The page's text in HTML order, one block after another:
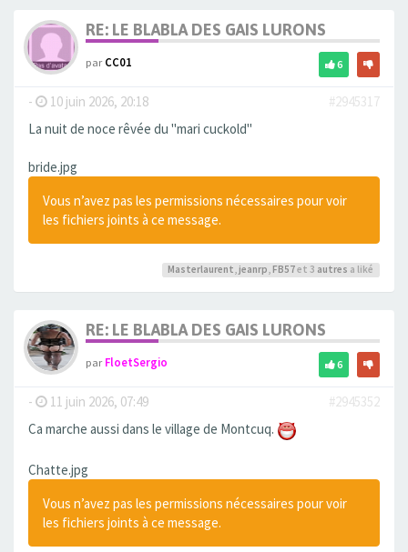
RE: LE BLABLA DES GAIS LURONS
parCC01 6
- 10 juin 2026, 20:18
#2945317
La nuit de noce rêvée du "mari cuckold"
bride.jpg
Vous n’avez pas les permissions nécessaires pour voir
les fichiers joints à ce message.
Masterlaurent jeanrp FB57et 3 autres a liké
RE: LE BLABLA DES GAIS LURONS
parFloetSergio 6
- 11 juin 2026, 07:49
#2945352
Ca marche aussi dans le village de Montcuq.
Chatte.jpg
Vous n’avez pas les permissions nécessaires pour voir
les fichiers joints à ce message.